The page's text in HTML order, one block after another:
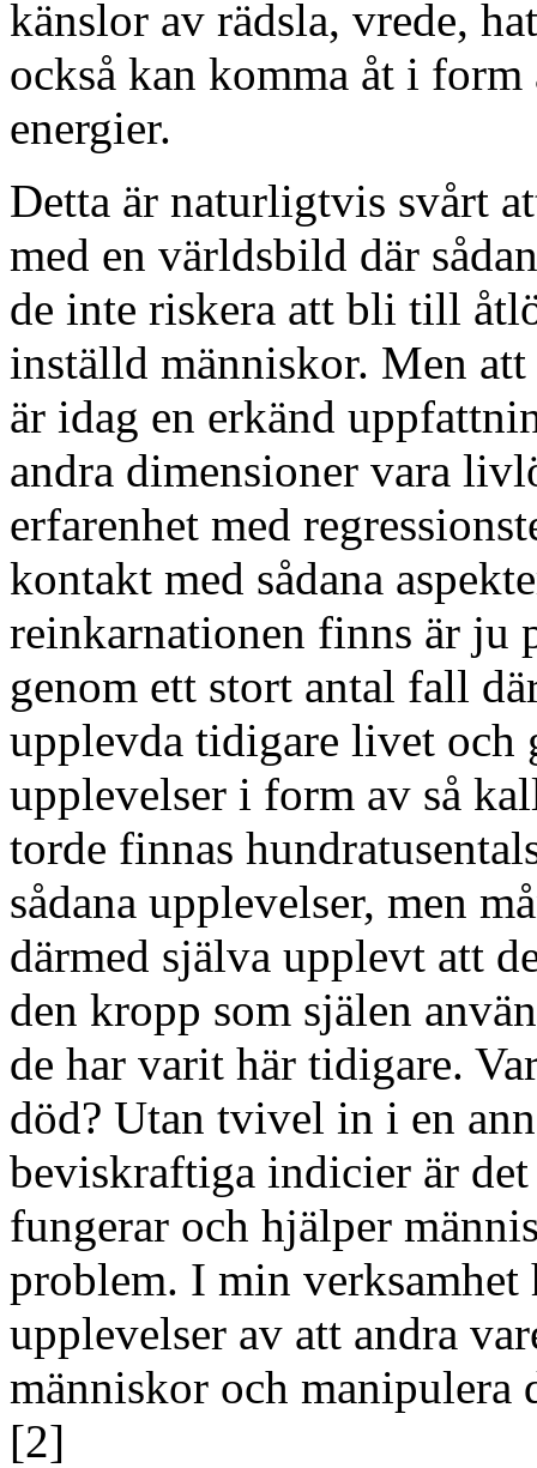
känslor av rädsla, vrede,
också kan komma åt i
energier.
Detta är naturligtvis svårt
med en världsbild där
de inte riskera att bli till
inställd människor. Men
är idag en erkänd
andra dimensioner vara
erfarenhet med
kontakt med sådana
reinkarnationen finns är ju
genom ett stort antal fall
upplevda tidigare livet och
upplevelser i form av så
torde finnas
sådana upplevelser, men
därmed själva upplevt att
den kropp som själen
de har varit här tidigare.
död? Utan tvivel in i en
beviskraftiga indicier är
fungerar och hjälper
problem. I min verksamhet
upplevelser av att andra
människor och manipulera
[2]